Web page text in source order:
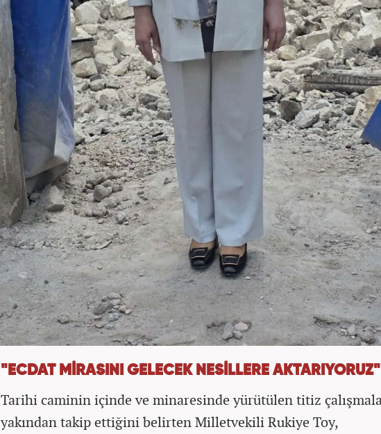
"ECDAT MİRASINI GELECEK NESİLLERE AKTARIYORUZ"
Tarihi caminin içinde ve minaresinde yürütülen titiz
yakından takip ettiğini belirten Milletvekili Rukiye Toy,